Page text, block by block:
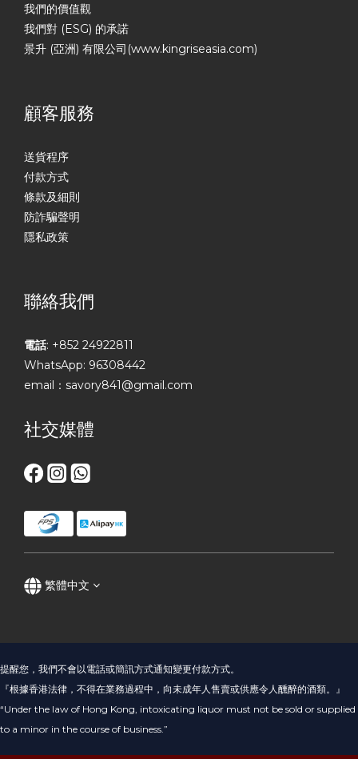
我們的價值觀
我們對 (ESG) 的承諾
景升 (亞洲) 有限公司(www.kingriseasia.com)
顧客服務
送貨程序
付款方式
條款及細則
防詐騙聲明
隱私政策
聯絡我們
電話: +852 24922811
WhatsApp: 96308442
email：savory841@gmail.com
社交媒體
繁體中文
提醒您，我們不會以電話或簡訊方式通知變更付款方式。
『根據香港法律，不得在業務過程中，向未成年人售賣或供應令人醺醉的酒類。』
“Under the law of Hong Kong, intoxicating liquor must not be sold or supplied
to a minor in the course of business.”